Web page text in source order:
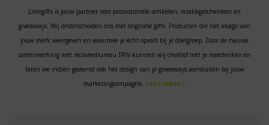
Limegifts is jouw partner voor promotionele artikelen, relatiegeschenken en
giveaways. Wij onderscheiden ons met originele gifts. Producten die het imago van
jouw merk weergeven en waarmee je écht opvalt bij je doelgroep. Door de nauwe
samenwerking met reclamebureau TRN kunnen wij creatief met je meedenken en
laten we indien gewenst ook het design van je giveaways aansluiten bij jouw
marketingcampagne. Lees meer >